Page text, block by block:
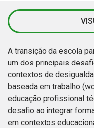
A transição da escola
um dos principais
contextos de
baseada em trabalho
educação profissional
desafio ao integrar
em contextos